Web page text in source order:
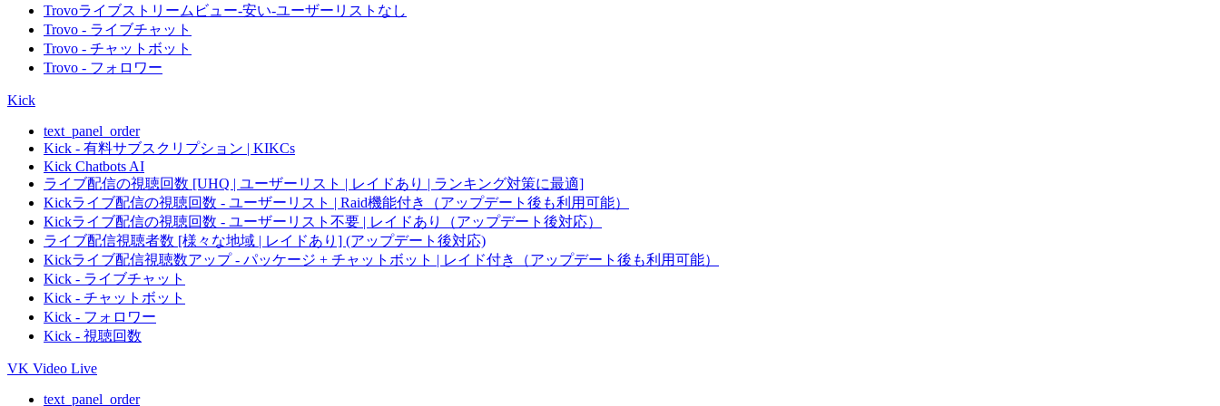
Trovoライブストリームビュー-安い-ユーザーリストなし
Trovo - ライブチャット
Trovo - チャットボット
Trovo - フォロワー
Kick
text_panel_order
Kick - 有料サブスクリプション | KIKCs
Kick Chatbots AI
ライブ配信の視聴回数 [UHQ | ユーザーリスト | レイドあり | ランキング対策に最適]
Kickライブ配信の視聴回数 - ユーザーリスト | Raid機能付き（アップデート後も利用可能）
Kickライブ配信の視聴回数 - ユーザーリスト不要 | レイドあり（アップデート後対応）
ライブ配信視聴者数 [様々な地域 | レイドあり] (アップデート後対応)
Kickライブ配信視聴数アップ - パッケージ + チャットボット | レイド付き（アップデート後も利用可能）
Kick - ライブチャット
Kick - チャットボット
Kick - フォロワー
Kick - 視聴回数
VK Video Live
text_panel_order